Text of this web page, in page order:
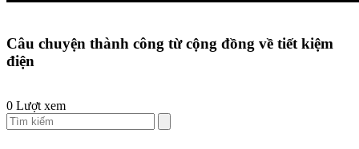
Câu chuyện thành công từ cộng đồng về tiết kiệm
điện
0 Lượt xem